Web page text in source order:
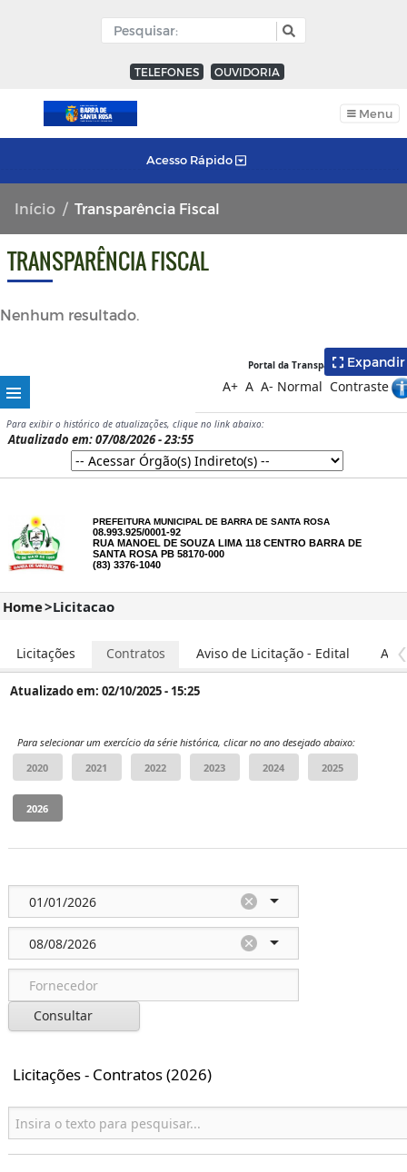
TELEFONES OUVIDORIA
Menu
Acesso Rápido
Início Transparência Fiscal
TRANSPARÊNCIA FISCAL
Nenhum resultado.
Expandir